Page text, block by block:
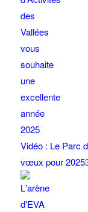
Vidéo : Le Parc
vœux pour 2025